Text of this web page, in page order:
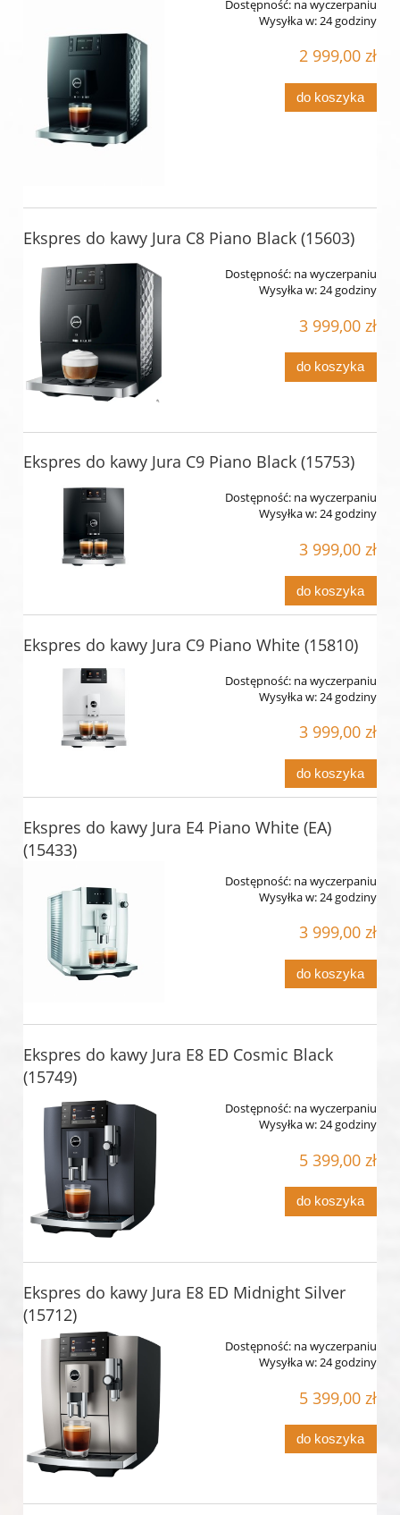
Dostępność: na wyczerpaniu
Wysyłka w:24 godziny
2 999,00 zł
do koszyka
Ekspres do kawy Jura C8 Piano Black (15603)
Dostępność: na wyczerpaniu
Wysyłka w:24 godziny
3 999,00 zł
do koszyka
Ekspres do kawy Jura C9 Piano Black (15753)
Dostępność: na wyczerpaniu
Wysyłka w:24 godziny
3 999,00 zł
do koszyka
Ekspres do kawy Jura C9 Piano White (15810)
Dostępność: na wyczerpaniu
Wysyłka w: 24 godziny
3 999,00 zł
do koszyka
Ekspres do kawy Jura E4 Piano White (EA)
(15433)
Dostępność: na wyczerpaniu
Wysyłka w:24 godziny
3 999,00 zł
do koszyka
Ekspres do kawy Jura E8 ED Cosmic Black
(15749)
Dostępność: na wyczerpaniu
Wysyłka w:24 godziny
5 399,00 zł
do koszyka
Ekspres do kawy Jura E8 ED Midnight Silver
(15712)
Dostępność: na wyczerpaniu
Wysyłka w:24 godziny
5 399,00 zł
do koszyka